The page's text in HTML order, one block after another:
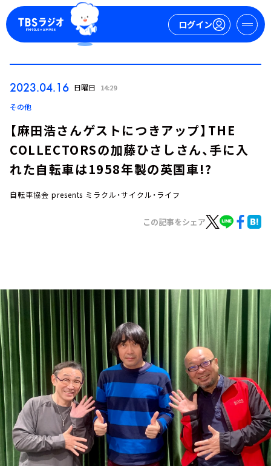
ログイン
イベント・グッズ
YouTube
会社情報
2023.04.16 日曜日 14:29
その他
【麻田浩さんゲストにつきアップ】THE
COLLECTORSの加藤ひさしさん、手に入
れた自転車は1958年製の英国車!?
自転車協会 presents ミラクル・サイクル・ライフ
この記事をシェア